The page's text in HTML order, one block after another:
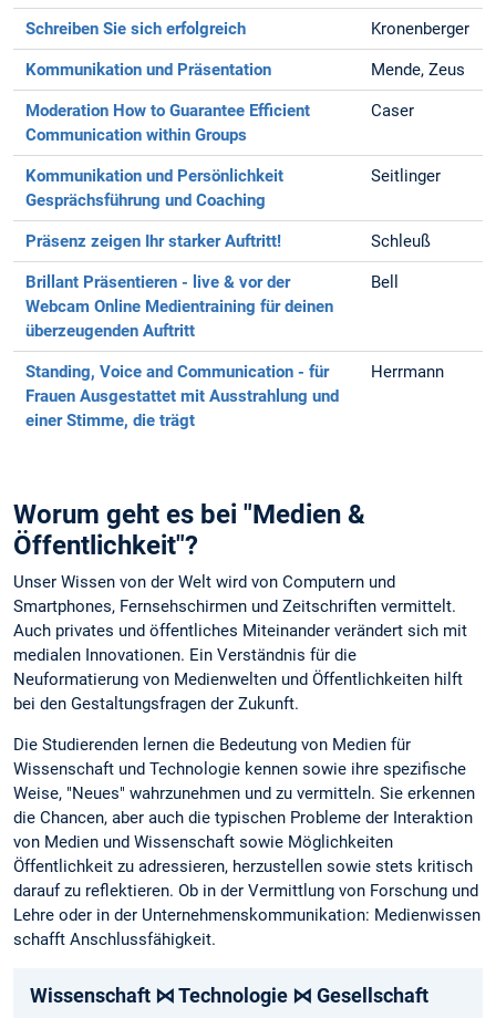
Schreiben Sie sich erfolgreich Kronenberger
Kommunikation und Präsentation Mende, Zeus
Moderation How to Guarantee Efficient
Communication within Groups
Caser
Kommunikation und Persönlichkeit
Gesprächsführung und Coaching
Seitlinger
Präsenz zeigen Ihr starker Auftritt! Schleuß
Brillant Präsentieren - live & vor der
Webcam Online Medientraining für deinen
überzeugenden Auftritt
Bell
Standing, Voice and Communication - für
Frauen Ausgestattet mit Ausstrahlung und
einer Stimme, die trägt
Herrmann
Worum geht es bei "Medien &
Öffentlichkeit"?
Unser Wissen von der Welt wird von Computern und
Smartphones, Fernsehschirmen und Zeitschriften vermittelt.
Auch privates und öffentliches Miteinander verändert sich mit
medialen Innovationen. Ein Verständnis für die
Neuformatierung von Medienwelten und Öffentlichkeiten hilft
bei den Gestaltungsfragen der Zukunft.
Die Studierenden lernen die Bedeutung von Medien für
Wissenschaft und Technologie kennen sowie ihre spezifische
Weise, "Neues" wahrzunehmen und zu vermitteln. Sie erkennen
die Chancen, aber auch die typischen Probleme der Interaktion
von Medien und Wissenschaft sowie Möglichkeiten
Öffentlichkeit zu adressieren, herzustellen sowie stets kritisch
darauf zu reflektieren. Ob in der Vermittlung von Forschung und
Lehre oder in der Unternehmenskommunikation: Medienwissen
schafft Anschlussfähigkeit.
Wissenschaft ⋈ Technologie ⋈ Gesellschaft